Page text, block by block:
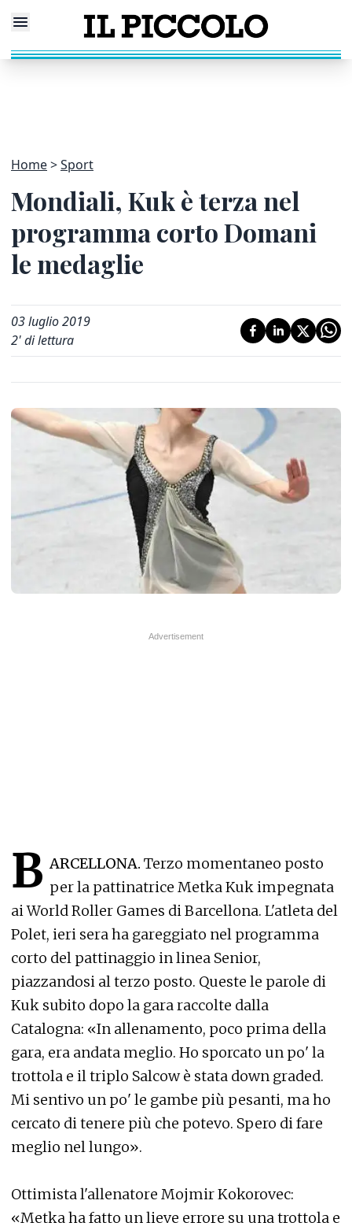
Home Sport
Mondiali, Kuk è terza nel
programma corto Domani
le medaglie
03 luglio 2019
2' di lettura
B ARCELLONA. Terzo momentaneo posto
per la pattinatrice Metka Kuk impegnata
ai World Roller Games di Barcellona. L'atleta del
Polet, ieri sera ha gareggiato nel programma
corto del pattinaggio in linea Senior,
piazzandosi al terzo posto. Queste le parole di
Kuk subito dopo la gara raccolte dalla
Catalogna: «In allenamento, poco prima della
gara, era andata meglio. Ho sporcato un po' la
trottola e il triplo Salcow è stata down graded.
Mi sentivo un po' le gambe più pesanti, ma ho
cercato di tenere più che potevo. Spero di fare
meglio nel lungo».
Ottimista l'allenatore Mojmir Kokorovec:
«Metka ha fatto un lieve errore su una trottola e